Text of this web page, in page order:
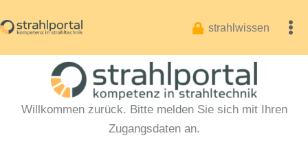
Inhalt
strahlwissen
Willkommen zurück. Bitte melden Sie sich mit Ihren
Zugangsdaten an.